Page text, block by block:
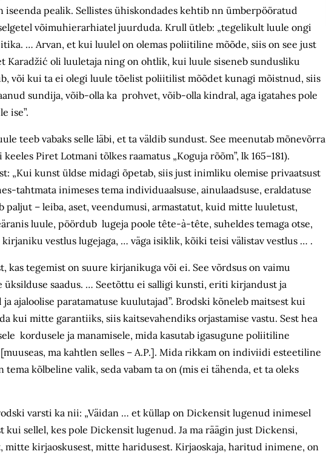
pealik. Sellistes ühiskondades kehtib nn ümberpööratud
võimuhierarhiatel juurduda. Krull ütleb: „tegelikult luule ongi
… Arvan, et kui luulel on olemas poliitiline mõõde, siis on see just
Karadžić oli luuletaja ning on ohtlik, kui luule siseneb sundusliku
või kui ta ei olegi luule tõelist poliitilist mõõdet kunagi mõistnud, siis
sundija, võib-olla ka prohvet, võib-olla kindral, aga igatahes pole
ise”.
teeb vabaks selle läbi, et ta väldib sundust. See meenutab mõnevõrra
Piret Lotmani tõlkes raamatus „Koguja rõõm”, lk 165–181).
„Kui kunst üldse midagi õpetab, siis just inimliku olemise privaatsust
tahtmata inimeses tema individuaalsuse, ainulaadsuse, eraldatuse
– leiba, aset, veendumusi, armastatut, kuid mitte luuletust,
luule, pöördub lugeja poole tête-à-tête, suheldes temaga otse,
vestlus lugejaga, … väga isiklik, kõiki teisi välistav vestlus … .
kas tegemist on suure kirjanikuga või ei. See võrdsus on vaimu
saadus. … Seetõttu ei salligi kunsti, eriti kirjandust ja
ajaloolise paratamatuse kuulutajad”. Brodski kõneleb maitsest kui
kui mitte garantiiks, siis kaitsevahendiks orjastamise vastu. Sest hea
kordusele ja manamisele, mida kasutab igasugune poliitiline
ma kahtlen selles – A.P.]. Mida rikkam on indiviidi esteetiline
kõlbeline valik, seda vabam ta on (mis ei tähenda, et ta oleks
varsti ka nii: „Väidan … et küllap on Dickensit lugenud inimesel
sellel, kes pole Dickensit lugenud. Ja ma räägin just Dickensi,
mitte kirjaoskusest, mitte haridusest. Kirjaoskaja, haritud inimene, on